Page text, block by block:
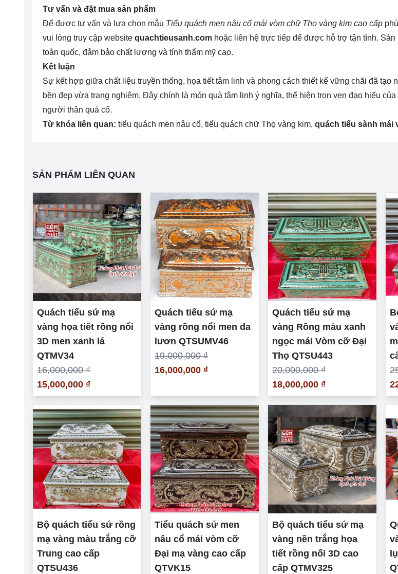
Tư vấn và đặt mua sản phẩm
Để được tư vấn và lựa chọn mẫu Tiểu quách men nâu cổ mái vòm chữ Thọ vàng kim cao cấp
vui lòng truy cập website quachtieusanh.com hoặc liên hệ trực tiếp để được hỗ trợ tận tình.
toàn quốc, đảm bảo chất lượng và tính thẩm mỹ cao.
Kết luận
Sự kết hợp giữa chất liệu truyền thống, họa tiết tâm linh và phong cách thiết kế vững chãi đã tạo
bền đẹp vừa trang nghiêm. Đây chính là món quà tâm linh ý nghĩa, thể hiện trọn vẹn đạo hiếu
người thân quá cố.
Từ khóa liên quan: tiểu quách men nâu cổ, tiểu quách chữ Thọ vàng kim, quách tiểu sành mái
SẢN PHẨM LIÊN QUAN
Quách tiểu sứ mạ
vàng họa tiết rồng nổi
3D men xanh lá
QTMV34
16,000,000 ₫
15,000,000 ₫
Quách tiểu sứ mạ
vàng rồng nổi men da
lươn QTSUMV46
19,000,000 ₫
16,000,000 ₫
Quách tiểu sứ mạ
vàng Rồng màu xanh
ngọc mái Vòm cỡ Đại
Thọ QTSU443
20,000,000 ₫
18,000,000 ₫
Bộ quách tiểu sứ rồng
mạ vàng màu trắng cỡ
Trung cao cấp
QTSU436
Tiểu quách sứ men
nâu cổ mái vòm cỡ
Đại mạ vàng cao cấp
QTVK15
Bộ quách tiểu sứ mạ
vàng nền trắng họa
tiết rồng nổi 3D cao
cấp QTMV325